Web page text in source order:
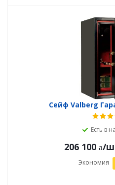
Сейф Valberg
Есть в
206 100 /
Экономия